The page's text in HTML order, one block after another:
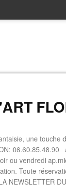
une touche
ou vendredi
Toute
NEWSLETTER